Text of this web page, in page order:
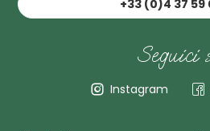
+33 (0)4 37 59
Seguici
Instagram